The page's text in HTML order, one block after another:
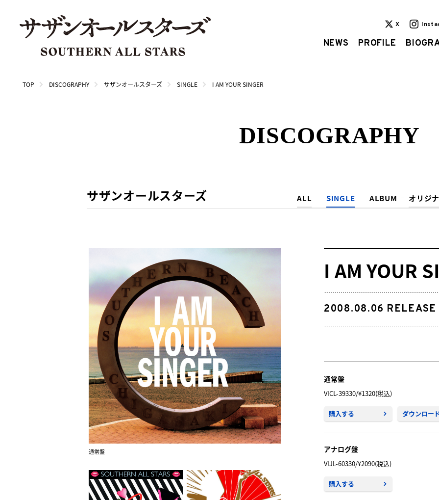
X
NEWS PROFILE
TOP DISCOGRAPHY サザンオールスターズ SINGLE I AM YOUR SINGER
DISCOGRAPHY
サザンオールスターズ ALL SINGLE ALBUM オリジ
通常盤
I AM YOUR
2008.08.06 RELEASE
通常盤
VICL-39330/¥1320(税込)
購入する ダウンロー
アナログ盤
VIJL-60330/¥2090(税込)
購入する